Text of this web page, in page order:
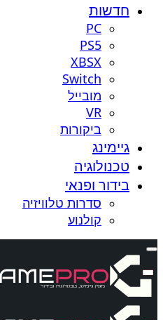
חדשות
PC
PS5
XBSX
Switch
מובייל
VR
ביקורות
גיימינג
טכנולוגיה
בידור ופנאי
סדרות טלוויזיה
קולנוע